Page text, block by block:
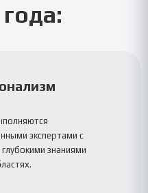
экспертами с
знаниями